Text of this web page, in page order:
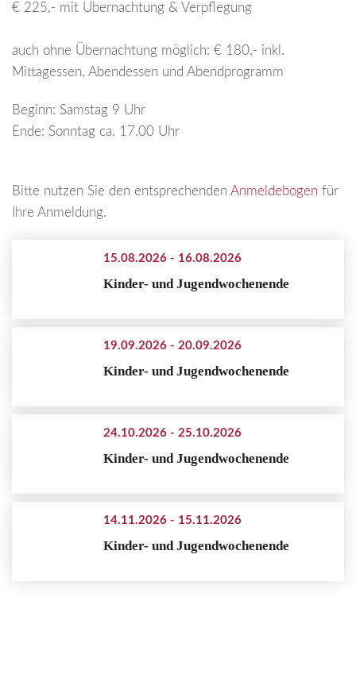
€ 225,- mit Übernachtung & Verpflegung
auch ohne Übernachtung möglich: € 180,- inkl.
Mittagessen, Abendessen und Abendprogramm
Beginn: Samstag 9 Uhr
Ende: Sonntag ca. 17.00 Uhr
Bitte nutzen Sie den entsprechenden Anmeldebogen für
Ihre Anmeldung.
15.08.2026 - 16.08.2026
Kinder- und Jugendwochenende
19.09.2026 - 20.09.2026
Kinder- und Jugendwochenende
24.10.2026 - 25.10.2026
Kinder- und Jugendwochenende
14.11.2026 - 15.11.2026
Kinder- und Jugendwochenende